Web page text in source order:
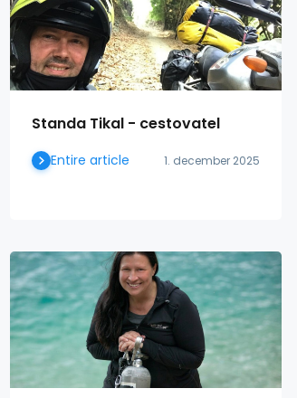
Standa Tikal - cestovatel
1. december 2025
Entire article